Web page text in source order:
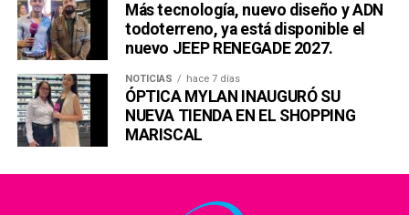
Más tecnología, nuevo diseño y ADN
todoterreno, ya está disponible el
nuevo JEEP RENEGADE 2027.
NOTICIAS hace 7 días
ÓPTICA MYLAN INAUGURÓ SU
NUEVA TIENDA EN EL SHOPPING
MARISCAL